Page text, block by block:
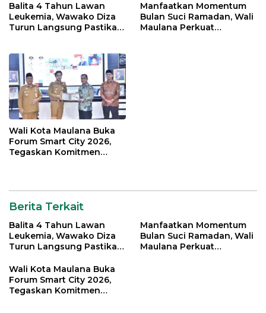
Balita 4 Tahun Lawan
Leukemia, Wawako Diza
Turun Langsung Pastikan
Manfaatkan Momentum
Bulan Suci Ramadan, Wali
Maulana Perkuat
Wali Kota Maulana Buka
Forum Smart City 2026,
Tegaskan Komitmen
Berita Terkait
Balita 4 Tahun Lawan
Leukemia, Wawako Diza
Turun Langsung Pastikan
Manfaatkan Momentum
Bulan Suci Ramadan, Wali
Maulana Perkuat
Wali Kota Maulana Buka
Forum Smart City 2026,
Tegaskan Komitmen